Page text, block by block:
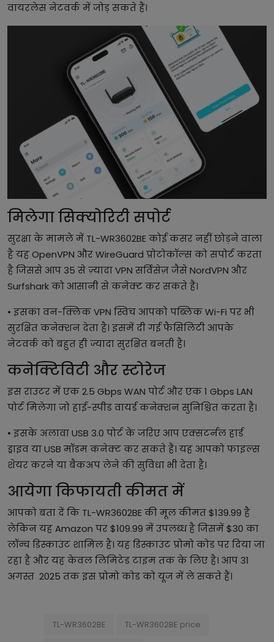
वायरलेस नेटवर्क में जोड़ सकते हैं।
मिलेगा सिक्योरिटी सपोर्ट
सुरक्षा के मामले में TL-WR3602BE कोई कसर नहीं छोड़ने वाला
है यह OpenVPN और WireGuard प्रोटोकॉल्स को सपोर्ट करता
है जिससे आप 35 से ज़्यादा VPN सर्विसेज़ जैसे NordVPN और
Surfshark को आसानी से कनेक्ट कर सकते हैं।
• इसका वन-क्लिक VPN स्विच आपको पब्लिक Wi-Fi पर भी
सुरक्षित कनेक्शन देता है। इसमें दी गई फैसिलिटी आपके
नेटवर्क को बहुत ही ज्यादा सुरक्षित बनती है।
कनेक्टिविटी और स्टोरेज
इस राउटर में एक 2.5 Gbps WAN पोर्ट और एक 1 Gbps LAN
पोर्ट मिलेगा जो हाई-स्पीड वायर्ड कनेक्शन सुनिश्चित करता है।
• इसके अलावा USB 3.0 पोर्ट के जरिए आप एक्सटर्नल हार्ड
ड्राइव या USB मॉडम कनेक्ट कर सकते हैं। यह आपको फाइल्स
शेयर करने या बैकअप लेने की सुविधा भी देता है।
आयेगा किफायती कीमत में
आपको बता दें कि TL-WR3602BE की मूल कीमत $139.99 है
लेकिन यह Amazon पर $109.99 में उपलब्ध है जिसमें $30 का
लॉन्च डिस्काउंट शामिल है। यह डिस्काउंट प्रोमो कोड पर दिया जा
रहा है और यह केवल लिमिटेड टाइम तक के लिए है। आप 31
अगस्त 2025 तक इस प्रोमो कोड को यूज में ले सकते हैं।
TL-WR3602BE TL-WR3602BE price